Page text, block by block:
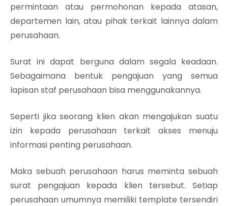
permintaan atau permohonan kepada atasan,
departemen lain, atau pihak terkait lainnya dalam
perusahaan.
Surat ini dapat berguna dalam segala keadaan.
Sebagaimana bentuk pengajuan yang semua
lapisan staf perusahaan bisa menggunakannya.
Seperti jika seorang klien akan mengajukan suatu
izin kepada perusahaan terkait akses menuju
informasi penting perusahaan.
Maka sebuah perusahaan harus meminta sebuah
surat pengajuan kepada klien tersebut. Setiap
perusahaan umumnya memiliki template tersendiri